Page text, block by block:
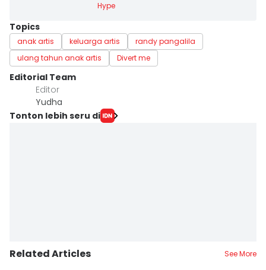
Hype
Topics
anak artis keluarga artis
randy pangalila
ulang tahun anak artis
Divert me
Editorial Team
Editor
Yudha ‎
Tonton lebih seru di
Related Articles See More